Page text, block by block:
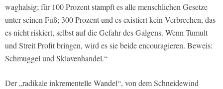
waghalsig; für 100 Prozent stampft es alle menschlichen Gesetze
unter seinen Fuß; 300 Prozent und es existiert kein Verbrechen, das
es nicht riskiert, selbst auf die Gefahr des Galgens. Wenn Tumult
und Streit Profit bringen, wird es sie beide encouragieren. Beweis:
Schmuggel und Sklavenhandel.“
Der „radikale inkrementelle Wandel“, von dem Schneidewind